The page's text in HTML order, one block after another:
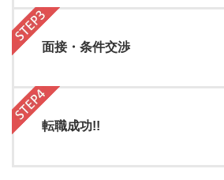
面接・条件交渉
転職成功!!